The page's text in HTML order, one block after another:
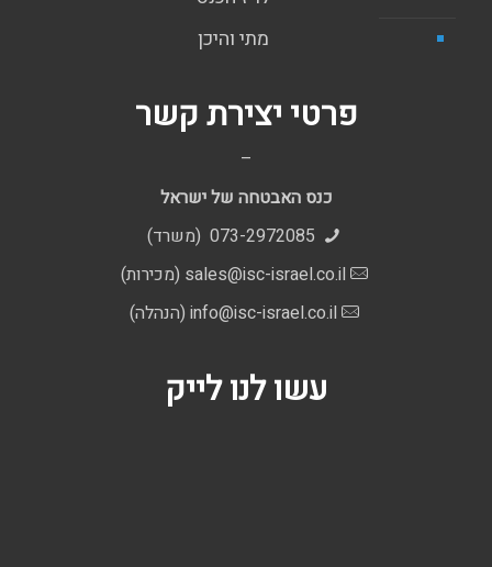
מתי והיכן
פרטי יצירת קשר
–
כנס האבטחה של ישראל
sales@isc-israel.co.il (מכירות)
info@isc-israel.co.il(הנהלה)
עשו לנו לייק